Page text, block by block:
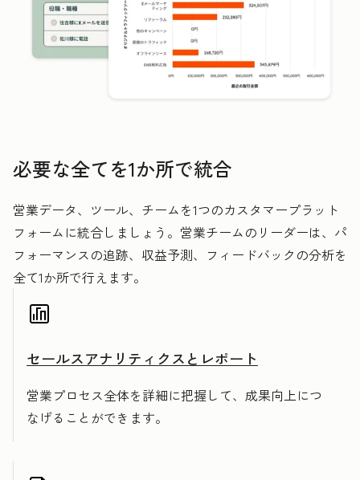
必要な全てを1か所で統合
営業データ、ツール、チームを1つのカスタマープラット
フォームに統合しましょう。営業チームのリーダーは、パ
フォーマンスの追跡、収益予測、フィードバックの分析を
全て1か所で行えます。
セールスアナリティクスとレポート
営業プロセス全体を詳細に把握して、成果向上につ
なげることができます。